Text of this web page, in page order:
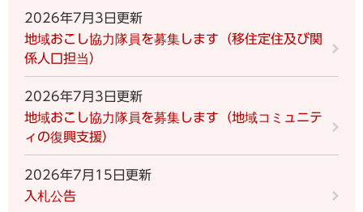
2026年7月3日更新
地域おこし協力隊員を募集します（移住定住及び関
係人口担当）
2026年7月3日更新
地域おこし協力隊員を募集します（地域コミュニテ
ィの復興支援）
2026年7月15日更新
入札公告